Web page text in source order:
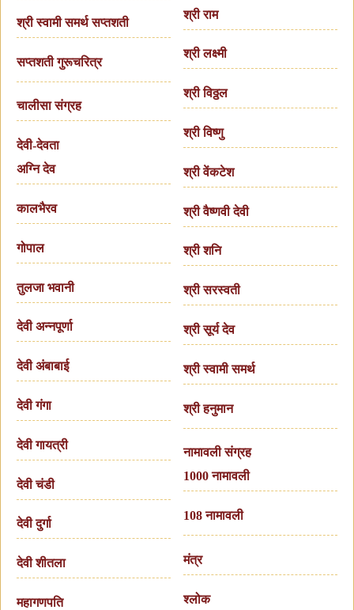
श्री स्वामी समर्थ सप्तशती
सप्तशती गुरूचरित्र
चालीसा संग्रह
देवी-देवता
अग्नि देव
कालभैरव
गोपाल
तुलजा भवानी
देवी अन्नपूर्णा
देवी अंबाबाई
देवी गंगा
देवी गायत्री
देवी चंडी
देवी दुर्गा
देवी शीतला
महागणपति
श्री राम
श्री लक्ष्मी
श्री विठ्ठल
श्री विष्णु
श्री वेंकटेश
श्री वैष्णवी देवी
श्री शनि
श्री सरस्वती
श्री सूर्य देव
श्री स्वामी समर्थ
श्री हनुमान
नामावली संग्रह
1000 नामावली
108 नामावली
मंत्र
श्लोक